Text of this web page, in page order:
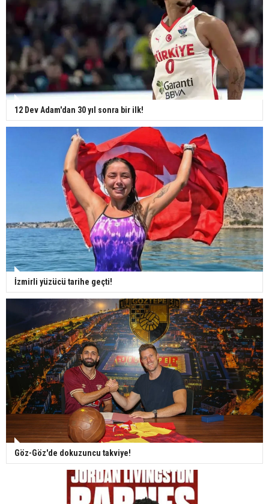
12 Dev Adam'dan 30 yıl sonra bir ilk!
İzmirli yüzücü tarihe geçti!
Göz-Göz'de dokuzuncu takviye!